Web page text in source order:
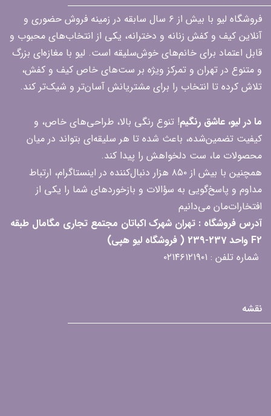
فروشگاه لیو با بیش از ۶ سال سابقه در زمینه فروش حضوری و
آنلاین کیف و کفش زنانه و دخترانه، یکی از انتخاب‌های محبوب و
قابل اعتماد برای خانم‌های خوش‌سلیقه است. لیو با مغازه‌ای بزرگ
و متنوع در تهران و تمرکز ویژه بر ست‌های خاص کیف و کفش،
تلاش کرده تا انتخاب را برای مشتریانش آسان‌تر و شیک‌تر کند.
ما در لیو، عاشق رنگیم! تنوع رنگی بالا، طراحی‌های خاص، و
کیفیت تضمین‌شده، باعث شده تا هر سلیقه‌ای بتواند در میان
محصولات ما، ست دلخواهش را پیدا کند.
همچنین با بیش از ۸۵۰ هزار دنبال‌کننده در اینستاگرام، ارتباط
مداوم و پاسخ‌گویی به سؤالات و بازخوردهای شما را یکی از
افتخارات‌مان می‌دانیم
آدرس فروشگاه : تهران شهرک اکباتان مجتمع تجاری مگامال طبقه
F2 واحد 237-239 ( فروشگاه لیو هپی)
شماره تلفن : ۰۲۱۴۶۱۲۱۹۰۱
نقشه